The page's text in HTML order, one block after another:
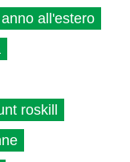
anno all'estero
roskill